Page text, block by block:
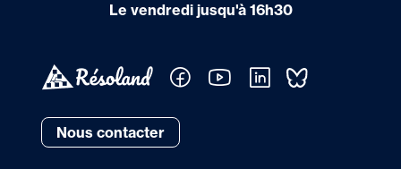
Le vendredi jusqu'à 16h30
Nous contacter